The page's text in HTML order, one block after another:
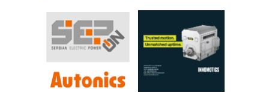
RILINEX kompanije Rittal
FANUC: Najbolje za vašu pametnu
automatizaciju
Efikasno upravljanje energijom
Automatizacija pakovanja · Display